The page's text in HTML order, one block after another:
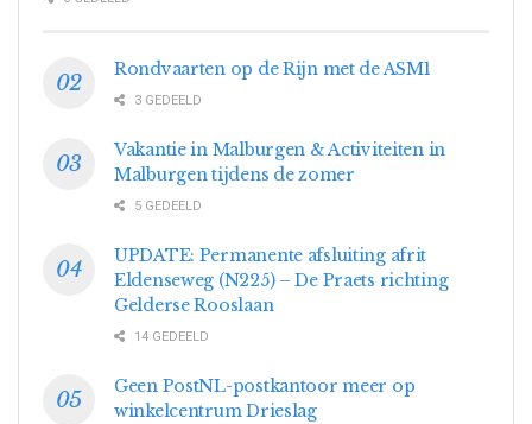
Rondvaarten op de Rijn met de ASM1
3 GEDEELD
Vakantie in Malburgen & Activiteiten in
Malburgen tijdens de zomer
5 GEDEELD
UPDATE: Permanente afsluiting afrit
Eldenseweg (N225) – De Praets richting
Gelderse Rooslaan
14 GEDEELD
Geen PostNL-postkantoor meer op
winkelcentrum Drieslag